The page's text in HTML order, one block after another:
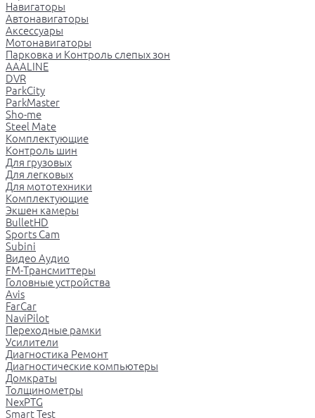
Навигаторы
Автонавигаторы
Аксессуары
Мотонавигаторы
Парковка и Контроль слепых зон
AAALINE
DVR
ParkCity
ParkMaster
Sho-me
Steel Mate
Комплектующие
Контроль шин
Для грузовых
Для легковых
Для мототехники
Комплектующие
Экшен камеры
BulletHD
Sports Cam
Subini
Видео Аудио
FM-Трансмиттеры
Головные устройства
Avis
FarCar
NaviPilot
Переходные рамки
Усилители
Диагностика Ремонт
Диагностические компьютеры
Домкраты
Толщинометры
NexPTG
Smart Test